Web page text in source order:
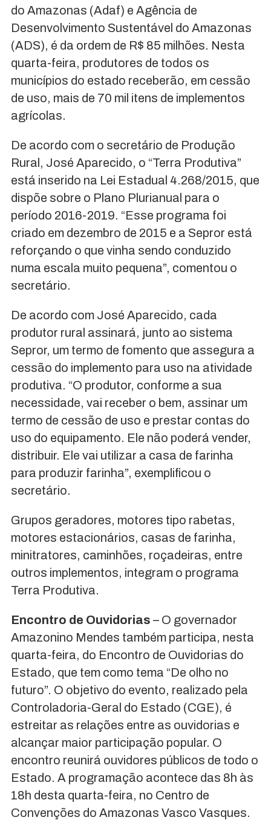
do Amazonas (Adaf) e Agência de
Desenvolvimento Sustentável do Amazonas
(ADS), é da ordem de R$ 85 milhões. Nesta
quarta-feira, produtores de todos os
municípios do estado receberão, em cessão
de uso, mais de 70 mil itens de implementos
agrícolas.
De acordo com o secretário de Produção
Rural, José Aparecido, o “Terra Produtiva”
está inserido na Lei Estadual 4.268/2015, que
dispõe sobre o Plano Plurianual para o
período 2016-2019. “Esse programa foi
criado em dezembro de 2015 e a Sepror está
reforçando o que vinha sendo conduzido
numa escala muito pequena”, comentou o
secretário.
De acordo com José Aparecido, cada
produtor rural assinará, junto ao sistema
Sepror, um termo de fomento que assegura a
cessão do implemento para uso na atividade
produtiva. “O produtor, conforme a sua
necessidade, vai receber o bem, assinar um
termo de cessão de uso e prestar contas do
uso do equipamento. Ele não poderá vender,
distribuir. Ele vai utilizar a casa de farinha
para produzir farinha”, exemplificou o
secretário.
Grupos geradores, motores tipo rabetas,
motores estacionários, casas de farinha,
minitratores, caminhões, roçadeiras, entre
outros implementos, integram o programa
Terra Produtiva.
Encontro de Ouvidorias – O governador
Amazonino Mendes também participa, nesta
quarta-feira, do Encontro de Ouvidorias do
Estado, que tem como tema “De olho no
futuro”. O objetivo do evento, realizado pela
Controladoria-Geral do Estado (CGE), é
estreitar as relações entre as ouvidorias e
alcançar maior participação popular. O
encontro reunirá ouvidores públicos de todo o
Estado. A programação acontece das 8h às
18h desta quarta-feira, no Centro de
Convenções do Amazonas Vasco Vasques.